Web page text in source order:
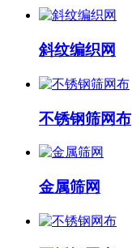
斜纹编织网
不锈钢筛网布
金属筛网